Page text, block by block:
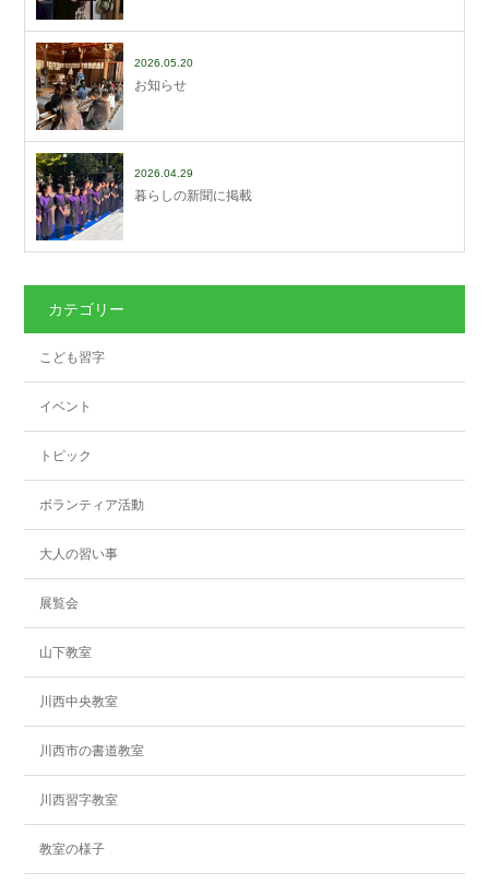
2026.05.20
お知らせ
2026.04.29
暮らしの新聞に掲載
カテゴリー
こども習字
イベント
トピック
ボランティア活動
大人の習い事
展覧会
山下教室
川西中央教室
川西市の書道教室
川西習字教室
教室の様子